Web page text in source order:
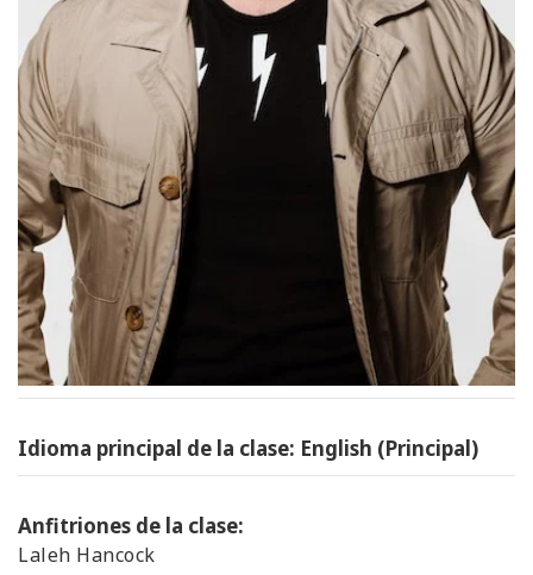
Idioma principal de la clase: English (Principal)
Anfitriones de la clase:
Laleh Hancock